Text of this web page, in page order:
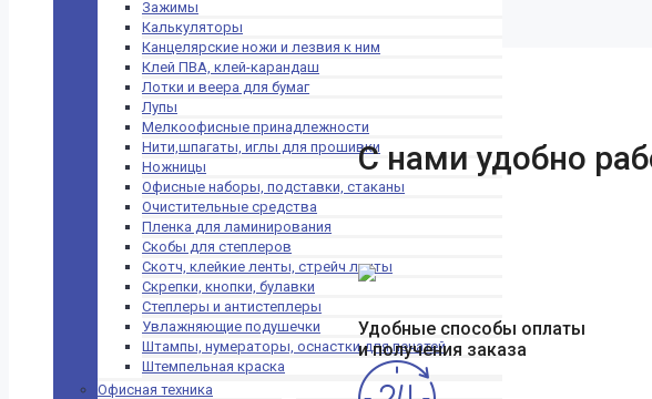
Зажимы
Калькуляторы
Канцелярские ножи и лезвия к ним
Клей ПВА, клей-карандаш
Лотки и веера для бумаг
Лупы
Мелкоофисные принадлежности
Нити,шпагаты, иглы для прошивки
Ножницы
Офисные наборы, подставки, стаканы
Очистительные средства
Пленка для ламинирования
Скобы для степлеров
Скотч, клейкие ленты, стрейч ленты
Скрепки, кнопки, булавки
Степлеры и антистеплеры
Увлажняющие подушечки
Штампы, нумераторы, оснастки для печатей
Штемпельная краска
Офисная техника
масштабно-
координатная
бумага
Папки для
акварели,
черчения,
чертежей
Прописи-
раскраски
Расписание
уроков
Тетради
+
Тетради
12-24л
Тетради
40-48л
Тетради
60-240л
С нами удобно
Удобные способы оплаты
и получения заказа